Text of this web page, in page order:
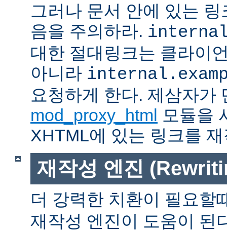
그러나 문서 안에 있는
음을 주의하라.
대한 절대링크는 클라이
아니라
요청하게 한다. 제삼자가
mod_proxy_html 모듈을
XHTML에 있는 링크를
재작성 엔진
더 강력한 치환이 필요할
재작성 엔진이 도움이 된